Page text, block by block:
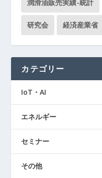
潤滑油販売実績-統計
研究会 経済産業省
カテゴリー
IoT・AI
エネルギー
セミナー
その他